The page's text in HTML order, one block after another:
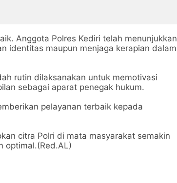
Anggota Polres Kediri telah menunjukkan
identitas maupun menjaga kerapian dalam
rutin dilaksanakan untuk memotivasi
sebagai aparat penegak hukum.
pelayanan terbaik kepada
citra Polri di mata masyarakat semakin
optimal.(Red.AL)